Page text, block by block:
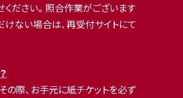
ださい。照合作業がございます
ない場合は、再受付サイトにて
の際、お手元に紙チケットを必ず